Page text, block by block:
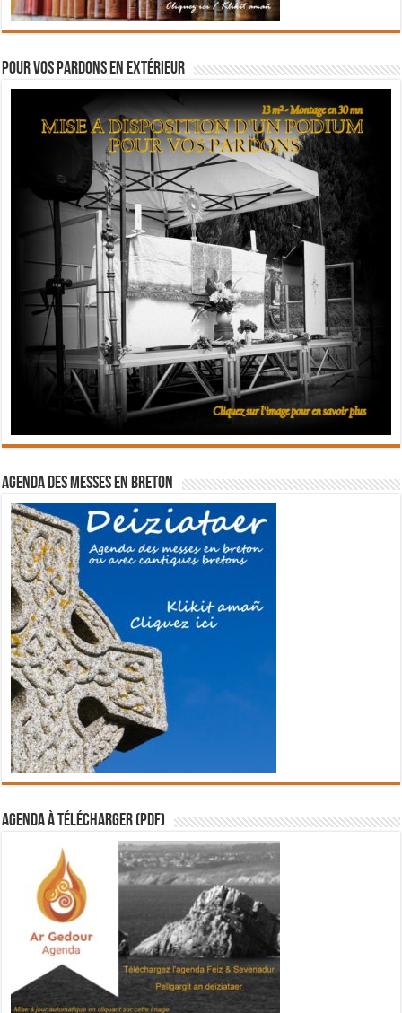
Pour vos pardons en extérieur
Agenda des messes en breton
Agenda à télécharger (PDF)